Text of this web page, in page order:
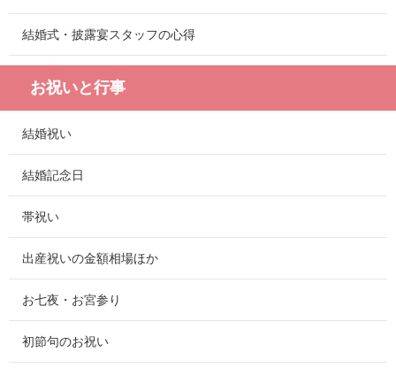
結婚式・披露宴スタッフの心得
お祝いと行事
結婚祝い
結婚記念日
帯祝い
出産祝いの金額相場ほか
お七夜・お宮参り
初節句のお祝い